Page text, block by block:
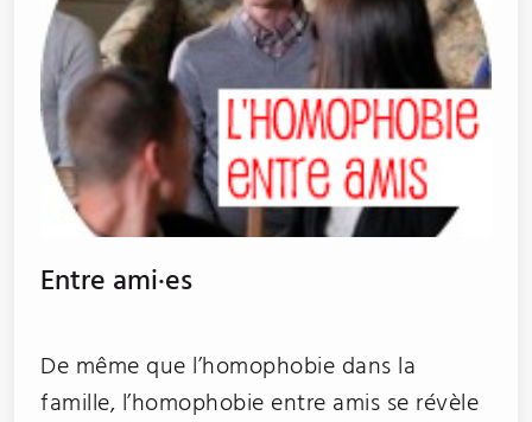
Entre ami·es
De même que l’homophobie dans la
famille, l’homophobie entre amis se révèle